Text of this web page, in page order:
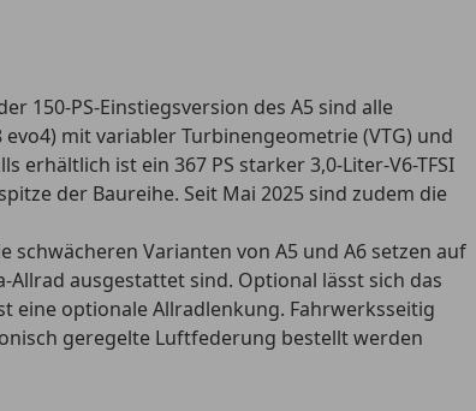
150-PS-Einstiegsversion des A5 sind alle
mit variabler Turbinengeometrie (VTG) und
erhältlich ist ein 367 PS starker 3,0-Liter-V6-TFSI
der Baureihe. Seit Mai 2025 sind zudem die
Varianten von A5 und A6 setzen auf
ausgestattet sind. Optional lässt sich das
eine optionale Allradlenkung. Fahrwerksseitig
geregelte Luftfederung bestellt werden